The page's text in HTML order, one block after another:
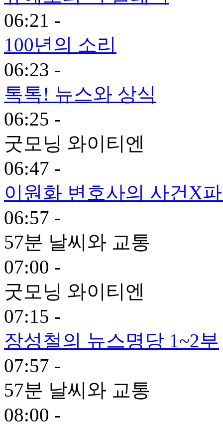
06:21 -
100년의 소리
06:23 -
톡톡! 뉴스와 상식
06:25 -
굿모닝 와이티엔
06:47 -
이원화 변호사의 사건X
06:57 -
57분 날씨와 교통
07:00 -
굿모닝 와이티엔
07:15 -
장성철의 뉴스명당 1~2부
07:57 -
57분 날씨와 교통
08:00 -